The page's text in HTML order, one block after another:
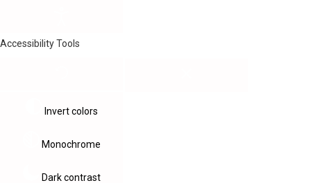
Accessibility Tools
Invert colors
Monochrome
Dark contrast